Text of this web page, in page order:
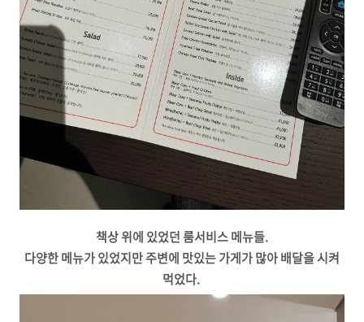
책상 위에 있었던 룸서비스 메뉴들.
다양한 메뉴가 있었지만 주변에 맛있는 가게가 많아 배달을 시켜
먹었다.